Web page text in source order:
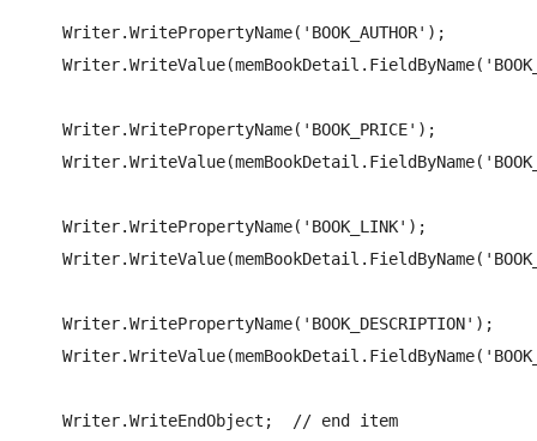
    Writer.WritePropertyName('BOOK_AUTHOR');
    Writer.WritePropertyName('BOOK_PRICE');
    Writer.WritePropertyName('BOOK_LINK');
    Writer.WritePropertyName('BOOK_DESCRIPTION');
    Writer.WriteEndObject;  // end item